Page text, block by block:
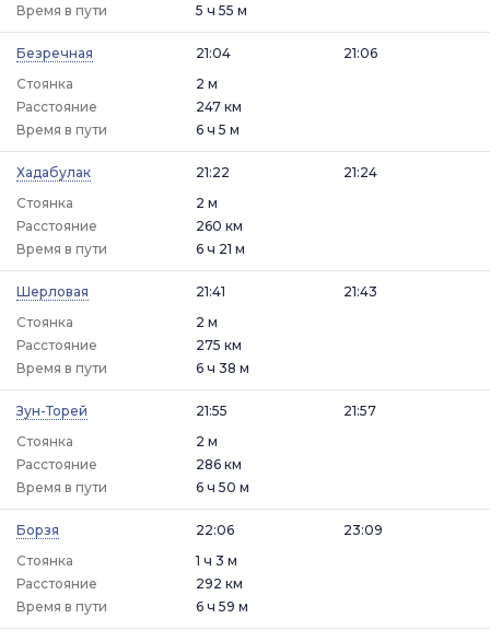
Время в пути 5 ч 55 м
Безречная
21:04
Стоянка
2 м
21:06
Расстояние
247 км
Время в пути
6 ч 5 м
Хадабулак
21:22
Стоянка
2 м
21:24
Расстояние
260 км
Время в пути
6 ч 21 м
Шерловая
21:41
Стоянка
2 м
21:43
Расстояние
275 км
Время в пути
6 ч 38 м
Зун-Торей
21:55
Стоянка
2 м
21:57
Расстояние
286 км
Время в пути
6 ч 50 м
Борзя
22:06
Стоянка
1 ч 3 м
23:09
Расстояние
292 км
Время в пути
6 ч 59 м